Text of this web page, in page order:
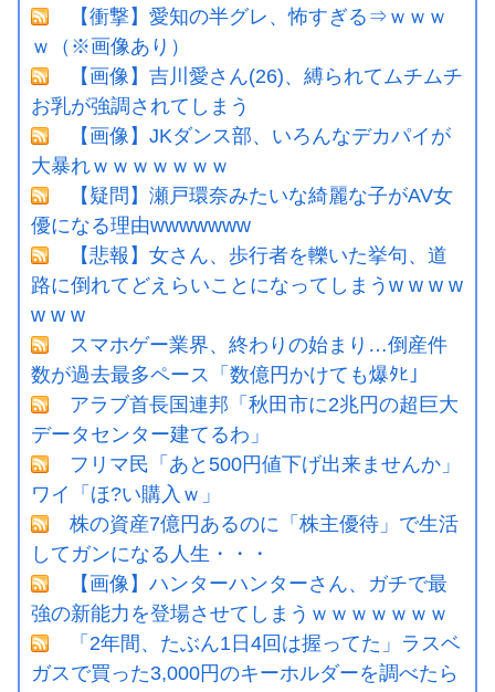
【衝撃】愛知の半グレ、怖すぎる⇒ｗｗｗ
ｗ（※画像あり）
【画像】吉川愛さん(26)、縛られてムチムチ
お乳が強調されてしまう
【画像】JKダンス部、いろんなデカパイが
大暴れｗｗｗｗｗｗｗ
【疑問】瀬戸環奈みたいな綺麗な子がAV女
優になる理由wwwwwww
【悲報】女さん、歩行者を轢いた挙句、道
路に倒れてどえらいことになってしまうw w w w
w w w
スマホゲー業界、終わりの始まり…倒産件
数が過去最多ペース「数億円かけても爆ﾀﾋ」
アラブ首長国連邦「秋田市に2兆円の超巨大
データセンター建てるわ」
フリマ民「あと500円値下げ出来ませんか」
ワイ「ほ?い購入ｗ」
株の資産7億円あるのに「株主優待」で生活
してガンになる人生・・・
【画像】ハンターハンターさん、ガチで最
強の新能力を登場させてしまうｗｗｗｗｗｗｗ
「2年間、たぶん1日4回は握ってた」ラスベ
ガスで買った3,000円のキーホルダーを調べたら